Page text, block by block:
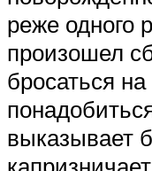
реже одного
произошел
бросаться
выказывает